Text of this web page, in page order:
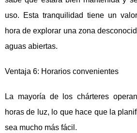
uso. Esta tranquilidad tiene un
hora de explorar una zona
aguas abiertas.
Ventaja 6: Horarios convenientes
La mayoría de los chárteres
horas de luz, lo que hace que la
sea mucho más fácil.